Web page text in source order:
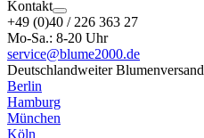
Kontakt
+49 (0)40 / 226 363 27
Mo-Sa.: 8-20 Uhr
service@blume2000.de
Deutschlandweiter Blumenversand
Berlin
Hamburg
München
Köln